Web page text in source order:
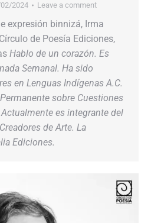
2024 Leave a comment
expresión binnizá, Irma
de Poesía Ediciones,
Hablo de un corazón. Es
Semanal. Ha sido
en Lenguas Indígenas A.C.
sobre Cuestiones
es integrante del
de Arte. La
Ediciones.